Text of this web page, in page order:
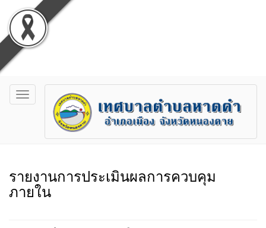
Toggle
navigation
รายงานการประเมินผลการควบคุม
ภายใน